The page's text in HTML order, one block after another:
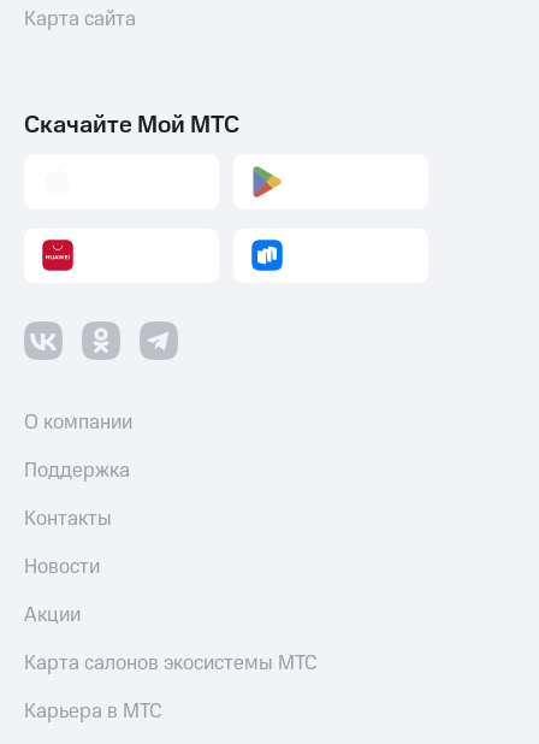
Карта сайта
Скачайте Мой МТС
О компании
Поддержка
Контакты
Новости
Акции
Карта салонов экосистемы МТС
Карьера в МТС